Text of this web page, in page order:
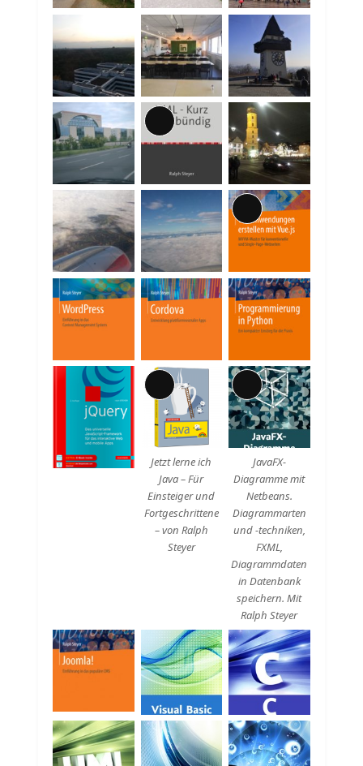
Lange
Beschreibung
Lange
Beschreibung
Lange
Beschreibung
Jetzt lerne ich
Java – Für
Einsteiger und
Fortgeschrittene
– von Ralph
Steyer
Lange
Beschreibung
JavaFX-
Diagramme mit
Netbeans.
Diagrammarten
und -techniken,
FXML,
Diagrammdaten
in Datenbank
speichern. Mit
Ralph Steyer